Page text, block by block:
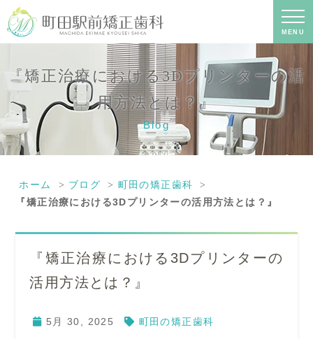
MENU
『矯正治療における3Dプリンターの活
用方法とは？』｜町田の矯正歯科専門
の歯科医院｜土日診療-町田駅前矯正歯
『矯正治療における3Dプリンターの活
用方法とは？』
Blog
ホーム ブログ
町田の矯正歯科
『矯正治療における3Dプリンターの活用方法とは？』
『矯正治療における3Dプリンターの
活用方法とは？』
5月 30, 2025 町田の矯正歯科